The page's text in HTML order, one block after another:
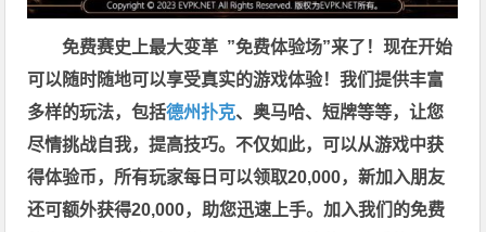
免费赛史上最大变革 ”免费体验场”来了！现在开始
可以随时随地可以享受真实的游戏体验！我们提供丰富
多样的玩法，包括德州扑克、奥马哈、短牌等等，让您
尽情挑战自我，提高技巧。不仅如此， 可以从游戏中获
得体验币，所有玩家每日可以领取20,000，新加入朋友
还可额外获得20,000，助您迅速上手。加入我们的免费